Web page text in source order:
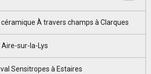
À travers champs à Clarques
Aire-sur-la-Lys
Sensitropes à Estaires